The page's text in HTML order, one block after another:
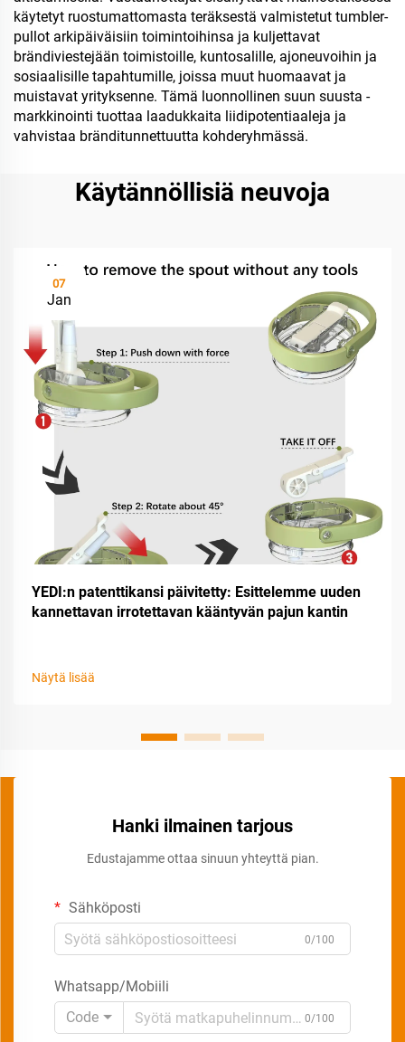
käytetyt ruostumattomasta teräksestä valmistetut tumbler-
pullot arkipäiväisiin toimintoihinsa ja kuljettavat
brändiviestejään toimistoille, kuntosalille, ajoneuvoihin ja
sosiaalisille tapahtumille, joissa muut huomaavat ja
muistavat yrityksenne. Tämä luonnollinen suun suusta -
markkinointi tuottaa laadukkaita liidipotentiaaleja ja
vahvistaa bränditunnettuutta kohderyhmässä.
Käytännöllisiä neuvoja
07
Jan
YEDI:n patenttikansi päivitetty: Esittelemme uuden
kannettavan irrotettavan kääntyvän pajun kantin
Näytä lisää
Hanki ilmainen tarjous
Edustajamme ottaa sinuun yhteyttä pian.
Sähköposti
0/100
Whatsapp/Mobiili
Code
0/100